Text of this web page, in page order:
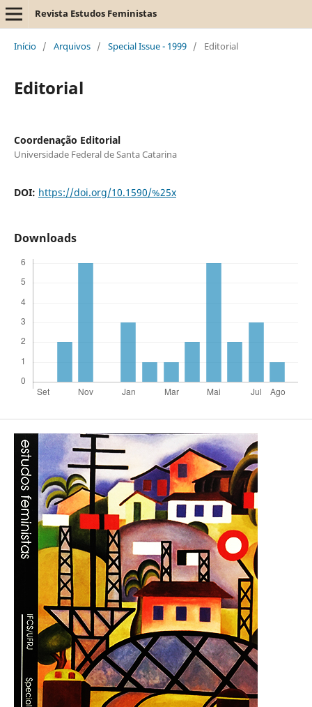
Revista Estudos Feministas
Início / Arquivos / Special Issue - 1999 / Editorial
Editorial
Coordenação Editorial
Universidade Federal de Santa Catarina
DOI: https://doi.org/10.1590/%25x
Downloads